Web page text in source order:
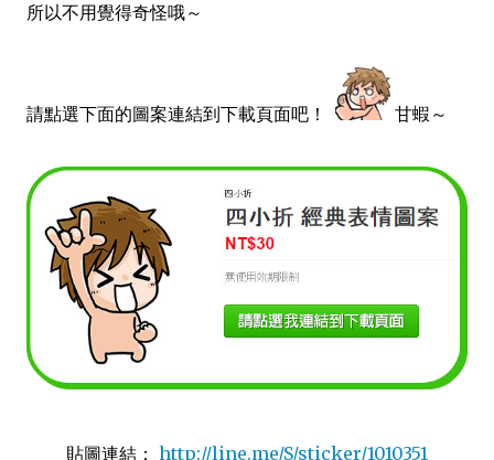
所以不用覺得奇怪哦～
請點選下面的圖案連結到下載頁面吧！ 甘蝦～
貼圖連結： http://line.me/S/sticker/1010351